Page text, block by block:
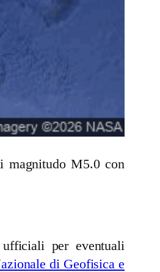
magnitudo M5.0 con
per eventuali
di Geofisica e